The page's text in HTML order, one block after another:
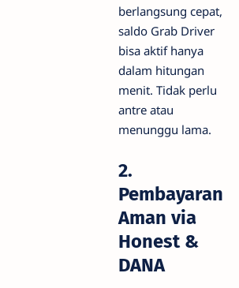
berlangsung cepat,
saldo Grab Driver
bisa aktif hanya
dalam hitungan
menit. Tidak perlu
antre atau
menunggu lama.
2.
Pembayaran
Aman via
Honest &
DANA